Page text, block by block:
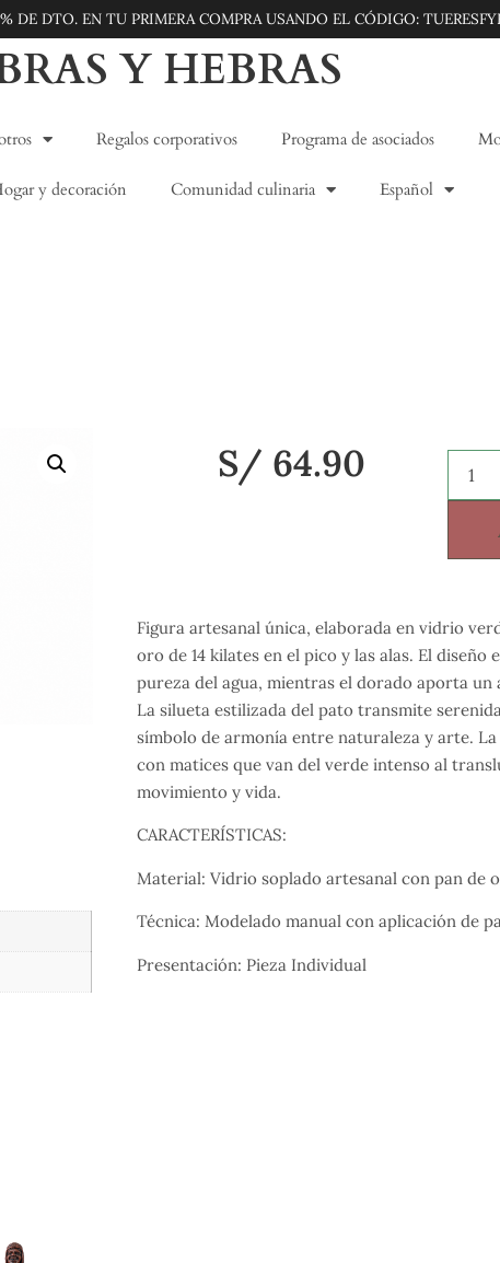
DE DTO. EN TU PRIMERA COMPRA USANDO EL CÓDIGO:
Y HEBRAS
Regalos corporativos Programa de asociados
y decoración Comunidad culinaria Español
S/ 64.90
Figura artesanal única, elaborada en vidrio
oro de 14 kilates en el pico y las alas. El diseño
pureza del agua, mientras el dorado aporta
La silueta estilizada del pato transmite
símbolo de armonía entre naturaleza y arte.
con matices que van del verde intenso al
movimiento y vida.
CARACTERÍSTICAS:
Material: Vidrio soplado artesanal con pan de
Técnica: Modelado manual con aplicación de
Presentación: Pieza Individual